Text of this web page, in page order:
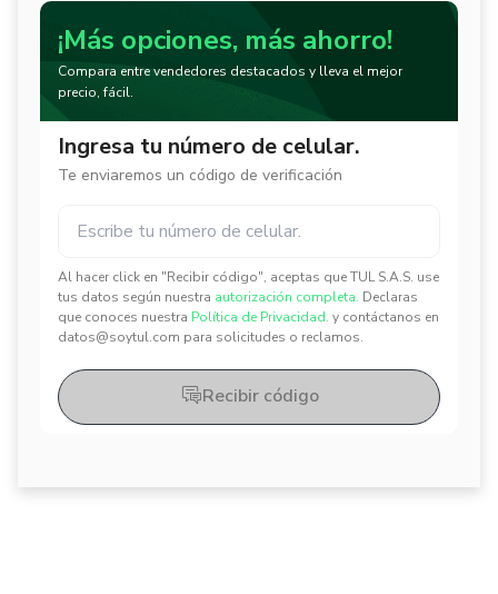
¡Más opciones, más ahorro!
Compara entre vendedores destacados y lleva el mejor
precio, fácil.
Ingresa tu número de celular.
Te enviaremos un código de verificación
Al hacer click en "Recibir código", aceptas que TUL S.A.S. use
tus datos según nuestra autorización completa. Declaras
que conoces nuestra Política de Privacidad. y contáctanos en
datos@soytul.com para solicitudes o reclamos.
✕
✕
Recibir código